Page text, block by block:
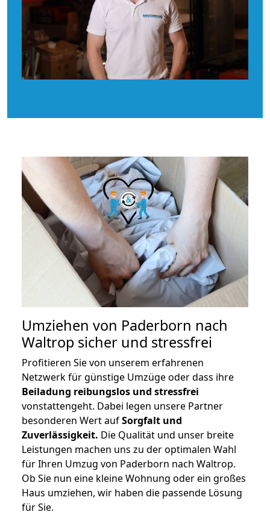
Umziehen von Paderborn nach
Waltrop sicher und stressfrei
Profitieren Sie von unserem erfahrenen
Netzwerk für günstige Umzüge oder dass ihre
Beiladung reibungslos und stressfrei
vonstattengeht. Dabei legen unsere Partner
besonderen Wert aufSorgfalt und
Zuverlässigkeit. Die Qualität und unser breite
Leistungen machen uns zu der optimalen Wahl
für Ihren Umzug von Paderborn nach Waltrop.
Ob Sie nun eine kleine Wohnung oder ein großes
Haus umziehen, wir haben die passende Lösung
für Sie.